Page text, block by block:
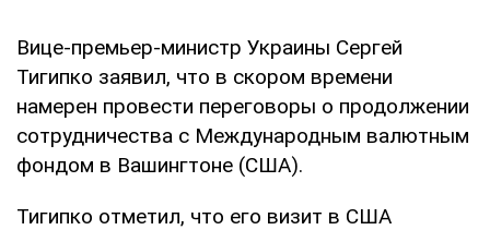
Вице-премьер-министр Украины Сергей
Тигипко заявил, что в скором времени
намерен провести переговоры о продолжении
сотрудничества с Международным валютным
фондом в Вашингтоне (США).
Тигипко отметил, что его визит в США